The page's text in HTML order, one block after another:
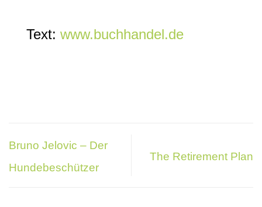
Text: www.buchhandel.de
Bruno Jelovic – Der
Hundebeschützer
The Retirement Plan